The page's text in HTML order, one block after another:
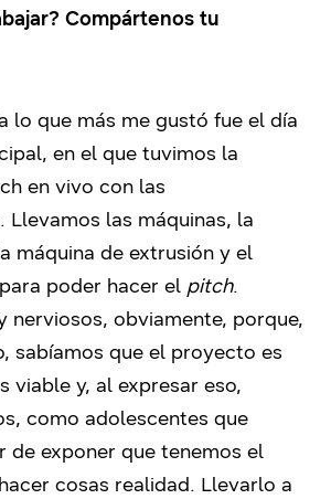
Compártenos tu
lo que más me gustó fue el día
en el que tuvimos la
en vivo con las
Llevamos las máquinas, la
máquina de extrusión y el
poder hacer el pitch.
nerviosos, obviamente, porque,
sabíamos que el proyecto es
viable y, al expresar eso,
como adolescentes que
de exponer que tenemos el
cosas realidad. Llevarlo a